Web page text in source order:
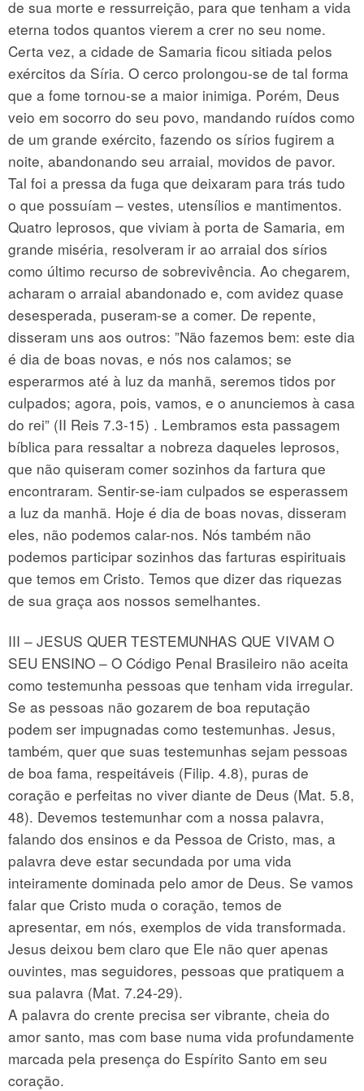
de sua morte e ressurreição, para que tenham a vida
eterna todos quantos vierem a crer no seu nome.
Certa vez, a cidade de Samaria ficou sitiada pelos
exércitos da Síria. O cerco prolongou-se de tal forma
que a fome tornou-se a maior inimiga. Porém, Deus
veio em socorro do seu povo, mandando ruídos como
de um grande exército, fazendo os sírios fugirem a
noite, abandonando seu arraial, movidos de pavor.
Tal foi a pressa da fuga que deixaram para trás tudo
o que possuíam – vestes, utensílios e mantimentos.
Quatro leprosos, que viviam à porta de Samaria, em
grande miséria, resolveram ir ao arraial dos sírios
como último recurso de sobrevivência. Ao chegarem,
acharam o arraial abandonado e, com avidez quase
desesperada, puseram-se a comer. De repente,
disseram uns aos outros: ”Não fazemos bem: este dia
é dia de boas novas, e nós nos calamos; se
esperarmos até à luz da manhã, seremos tidos por
culpados; agora, pois, vamos, e o anunciemos à casa
do rei” (II Reis 7.3-15) . Lembramos esta passagem
bíblica para ressaltar a nobreza daqueles leprosos,
que não quiseram comer sozinhos da fartura que
encontraram. Sentir-se-iam culpados se esperassem
a luz da manhã. Hoje é dia de boas novas, disseram
eles, não podemos calar-nos. Nós também não
podemos participar sozinhos das farturas espirituais
que temos em Cristo. Temos que dizer das riquezas
de sua graça aos nossos semelhantes.
III – JESUS QUER TESTEMUNHAS QUE VIVAM O
SEU ENSINO – O Código Penal Brasileiro não aceita
como testemunha pessoas que tenham vida irregular.
Se as pessoas não gozarem de boa reputação
podem ser impugnadas como testemunhas. Jesus,
também, quer que suas testemunhas sejam pessoas
de boa fama, respeitáveis (Filip. 4.8), puras de
coração e perfeitas no viver diante de Deus (Mat. 5.8,
48). Devemos testemunhar com a nossa palavra,
falando dos ensinos e da Pessoa de Cristo, mas, a
palavra deve estar secundada por uma vida
inteiramente dominada pelo amor de Deus. Se vamos
falar que Cristo muda o coração, temos de
apresentar, em nós, exemplos de vida transformada.
Jesus deixou bem claro que Ele não quer apenas
ouvintes, mas seguidores, pessoas que pratiquem a
sua palavra (Mat. 7.24-29).
A palavra do crente precisa ser vibrante, cheia do
amor santo, mas com base numa vida profundamente
marcada pela presença do Espírito Santo em seu
coração.